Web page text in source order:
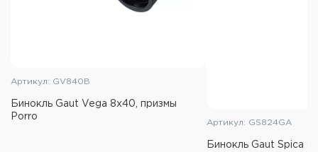
Артикул: GV840B
Бинокль Gaut Vega 8x40, призмы
Porro
Артикул: GS824GA
Бинокль Gaut Spica